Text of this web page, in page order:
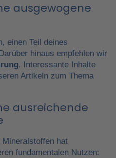
ausgewogene
einen Teil deines
hinaus empfehlen wir
. Interessante Inhalte
Artikeln zum Thema
ausreichende
Mineralstoffen hat
fundamentalen Nutzen: